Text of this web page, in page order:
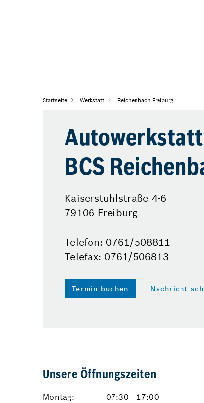
Startseite Werkstatt Reichenbach Freiburg
Autowerkstatt
BCS
Kaiserstuhlstraße 4-6
79106 Freiburg
Telefon: 0761/508811
Telefax: 0761/506813
Termin buchen Nachricht
Unsere Öffnungszeiten
Montag:
07:30 - 17:00